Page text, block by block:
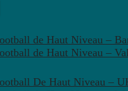
de Haut Niveau –
de Haut Niveau –
De Haut Niveau –